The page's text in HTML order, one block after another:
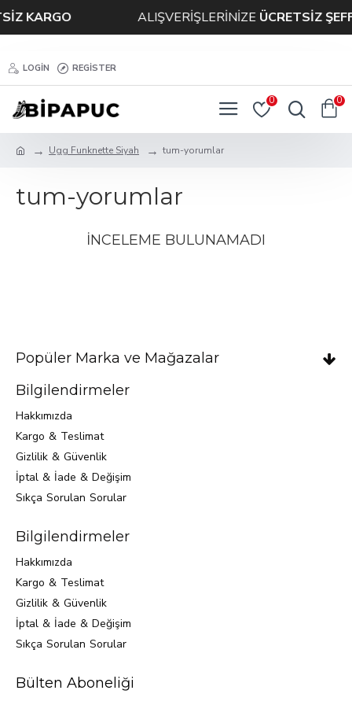
KARGO ALIŞVERİŞLERİNİZEÜCRETSİZ
LOGIN REGISTER
0 0
Ugg Funknette Siyah tum-yorumlar
tum-yorumlar
İNCELEME BULUNAMADI
Popüler Marka ve Mağazalar
Bilgilendirmeler
Hakkımızda
Kargo & Teslimat
Gizlilik & Güvenlik
İptal & İade & Değişim
Sıkça Sorulan Sorular
Bilgilendirmeler
Hakkımızda
Kargo & Teslimat
Gizlilik & Güvenlik
İptal & İade & Değişim
Sıkça Sorulan Sorular
Bülten Aboneliği